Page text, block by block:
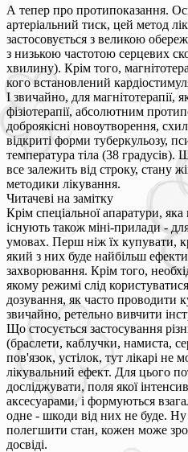
А тепер про протипоказання.
артеріальний тиск, цей метод
застосовується з великою
з низькою частотою серцевих
хвилину). Крім того,
кого встановлений
І звичайно, для магнітотерапії,
фізіотерапії, абсолютним
доброякісні новоутворення,
відкриті форми туберкульозу,
температура тіла (38 градусів).
все залежить від строку, стану
методики лікування.
Читачеві на замітку
Крім спеціальної апаратури,
існують також міні-прилади -
умовах. Перш ніж їх купувати,
який з них буде найбільш
захворювання. Крім того,
якому режимі слід
дозування, як часто проводити
звичайно, ретельно вивчити
Що стосується застосування
(браслети, каблучки, намиста,
пов'язок, устілок, тут лікарі не
лікувальний ефект. Для цього
досліджувати, поля якої
аксесуарами, і формуються
одне - шкоди від них не буде. Ну
полегшити стан, кожен може
досвіді.